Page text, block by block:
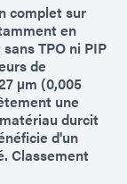
complet sur
en
TPO ni PIP
de
µm (0,005
une
durcit
d'un
Classement